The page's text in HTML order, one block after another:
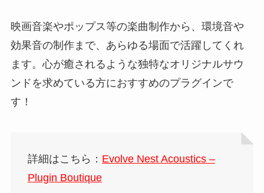
映画音楽やポップス等の楽曲制作から、環境音や
効果音の制作まで、あらゆる場面で活躍してくれ
ます。心が癒されるような独特なオリジナルサウ
ンドを求めている方におすすめのプラグインで
す！
詳細はこちら： Evolve Nest Acoustics –
Plugin Boutique